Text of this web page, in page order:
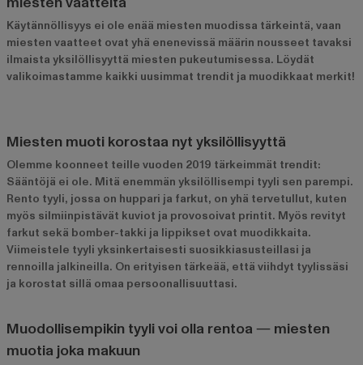
Käytännöllisyys ei ole enää miesten muodissa tärkeintä, vaan
miesten vaatteet ovat yhä enenevissä määrin nousseet tavaksi
ilmaista yksilöllisyyttä miesten pukeutumisessa. Löydät
valikoimastamme kaikki uusimmat trendit ja muodikkaat merkit!
Miesten muoti korostaa nyt yksilöllisyyttä
Olemme koonneet teille vuoden 2019 tärkeimmät trendit:
Sääntöjä ei ole. Mitä enemmän yksilöllisempi tyyli sen parempi.
Rento tyyli, jossa on huppari ja farkut, on yhä tervetullut, kuten
myös silmiinpistävät kuviot ja provosoivat printit. Myös revityt
farkut sekä bomber-takki ja lippikset ovat muodikkaita.
Viimeistele tyyli yksinkertaisesti suosikkiasusteillasi ja
rennoilla jalkineilla. On erityisen tärkeää, että viihdyt tyylissäsi
ja korostat sillä omaa persoonallisuuttasi.
Muodollisempikin tyyli voi olla rentoa ― miesten
muotia joka makuun